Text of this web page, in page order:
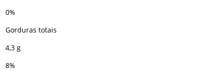
0%
Gorduras totais
4,3 g
8%